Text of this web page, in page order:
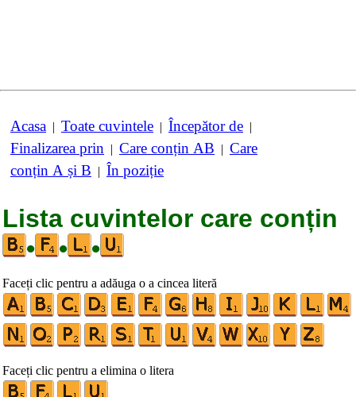
Acasa | Toate cuvintele | Începător de |
Finalizarea prin | Care conțin AB | Care
conțin A și B | În poziție
Lista cuvintelor care conțin
•
• •
Faceți clic pentru a adăuga o a cincea literă
Faceți clic pentru a elimina o litera